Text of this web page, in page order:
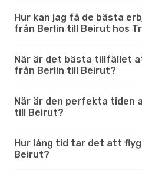
Hur kan jag få de bästa
från Berlin till Beirut hos
När är det bästa tillfället
från Berlin till Beirut?
När är den perfekta tiden
till Beirut?
Hur lång tid tar det att
Beirut?